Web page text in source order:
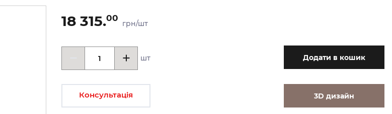
18 315.00
грн/шт
шт Додати в кошик
Консультація 3D дизайн